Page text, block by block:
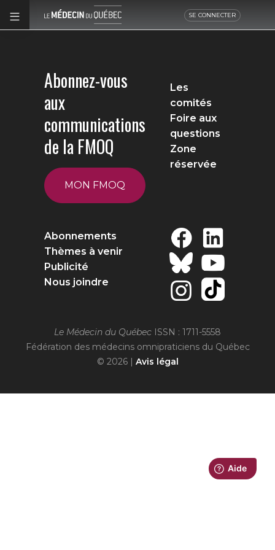
SE CONNECTER
Abonnez-vous
aux
communications
de la FMOQ
MON FMOQ
Les
comités
Foire aux
questions
Zone
réservée
Abonnements
Thèmes à venir
Publicité
Nous joindre
Le Médecin du Québec ISSN : 1711-5558
Fédération des médecins omnipraticiens du Québec
© 2026 | Avis légal